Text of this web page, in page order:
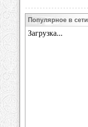
Популярное в сети